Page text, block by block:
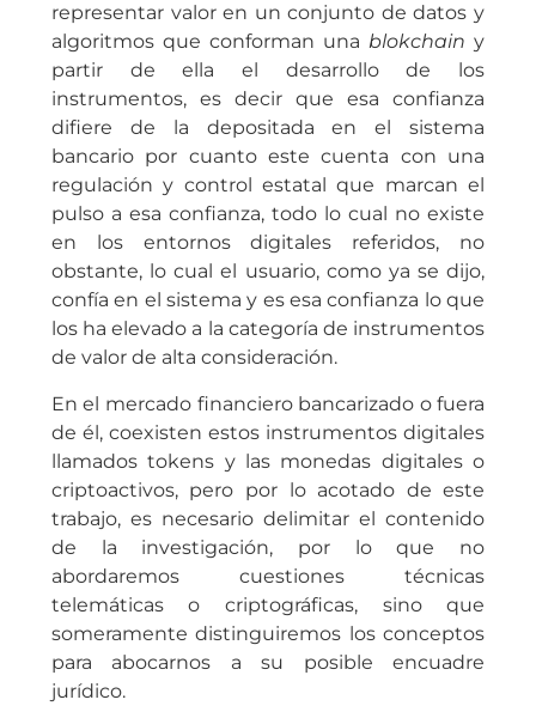
representar valor en un conjunto de datos y
algoritmos que conforman unablokchainy
partir de ella el desarrollo de los
instrumentos, es decir que esa confianza
difiere de la depositada en el sistema
bancario por cuanto este cuenta con una
regulación y control estatal que marcan el
pulso a esa confianza, todo lo cual no existe
en los entornos digitales referidos, no
obstante, lo cual el usuario, como ya se dijo,
confía en el sistema y es esa confianza lo que
los ha elevado a la categoría de instrumentos
de valor de alta consideración.
En el mercado financiero bancarizado o fuera
de él, coexisten estos instrumentos digitales
llamados tokens y las monedas digitales o
criptoactivos, pero por lo acotado de este
trabajo, es necesario delimitar el contenido
de la investigación, por lo que no
abordaremos cuestiones técnicas
telemáticas o criptográficas, sino que
someramente distinguiremos los conceptos
para abocarnos a su posible encuadre
jurídico.